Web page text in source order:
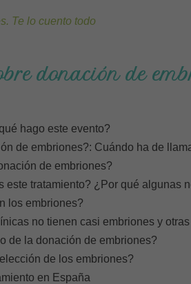
Te lo cuento todo
donación de
hago este evento?
de embriones?: Cuándo ha de
de embriones?
este tratamiento? ¿Por qué algunas
los embriones?
no tienen casi embriones y
de la donación de embriones?
de los embriones?
en España